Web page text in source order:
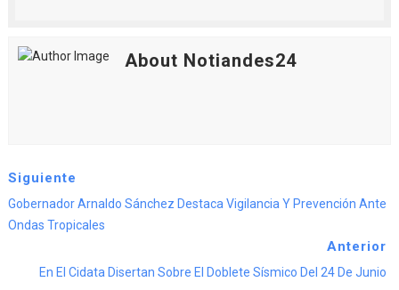
About Notiandes24
Siguiente
Gobernador Arnaldo Sánchez Destaca Vigilancia Y Prevención Ante
Ondas Tropicales
Anterior
En El Cidata Disertan Sobre El Doblete Sísmico Del 24 De Junio